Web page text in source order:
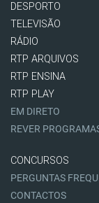
DESPORTO
TELEVISÃO
RÁDIO
RTP ARQUIVOS
RTP ENSINA
RTP PLAY
EM DIRETO
REVER
CONCURSOS
PERGUNTAS
CONTACTOS